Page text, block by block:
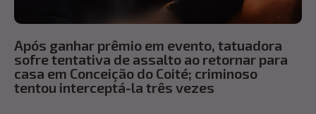
Após ganhar prêmio em evento, tatuadora
sofre tentativa de assalto ao retornar para
casa em Conceição do Coité; criminoso
tentou interceptá-la três vezes